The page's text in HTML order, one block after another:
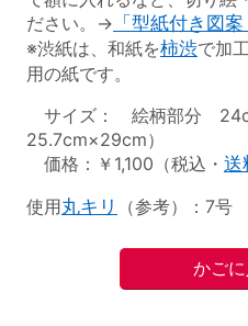
ださい。→ 「型紙付き図
※渋紙は、和紙を柿渋で加
用の紙です。
サイズ： 絵柄部分
25.7cm×29cm）
価格：￥1,100（税込・ 送
使用丸キリ （参考）：7号